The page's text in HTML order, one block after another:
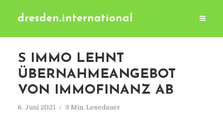
dresden.international
S IMMO LEHNT
ÜBERNAHMEANGEBOT
VON IMMOFINANZ AB
6. Juni 2021 3 Min. Lesedauer